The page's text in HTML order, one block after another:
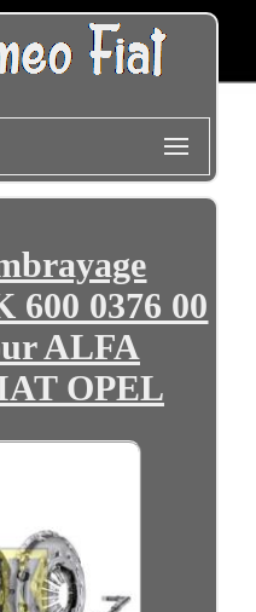
600 0376 00
ALFA
OPEL